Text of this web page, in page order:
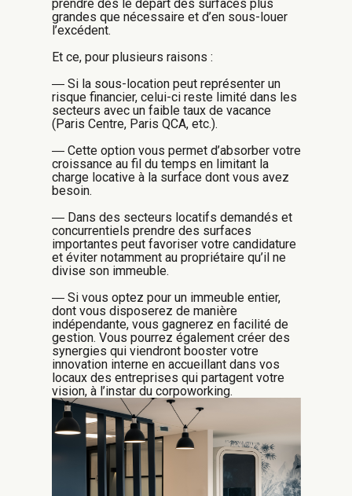
prendre dès le départ des surfaces plus
grandes que nécessaire et d’en sous-louer
l’excédent.
Et ce, pour plusieurs raisons :
― Si la sous-location peut représenter un
risque financier, celui-ci reste limité dans les
secteurs avec un faible taux de vacance
(Paris Centre, Paris QCA, etc.).
― Cette option vous permet d’absorber votre
croissance au fil du temps en limitant la
charge locative à la surface dont vous avez
besoin.
― Dans des secteurs locatifs demandés et
concurrentiels prendre des surfaces
importantes peut favoriser votre candidature
et éviter notamment au propriétaire qu’il ne
divise son immeuble.
― Si vous optez pour un immeuble entier,
dont vous disposerez de manière
indépendante, vous gagnerez en facilité de
gestion. Vous pourrez également créer des
synergies qui viendront booster votre
innovation interne en accueillant dans vos
locaux des entreprises qui partagent votre
vision, à l’instar du corpoworking.